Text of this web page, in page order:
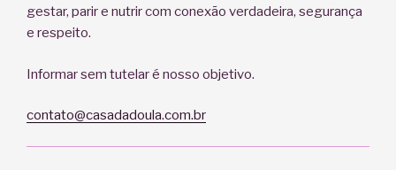
gestar, parir e nutrir com conexão verdadeira, segurança
e respeito.
Informar sem tutelar é nosso objetivo.
contato@casadadoula.com.br